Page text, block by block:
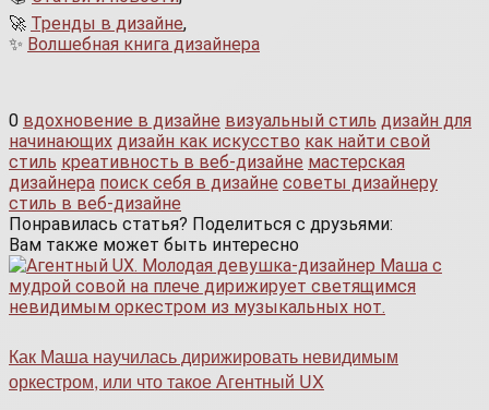
🚀 Тренды в дизайне,
✨ Волшебная книга дизайнера
0 вдохновение в дизайне визуальный стиль дизайн для
начинающих дизайн как искусство как найти свой
стиль креативность в веб-дизайне мастерская
дизайнера поиск себя в дизайне советы дизайнеру
стиль в веб-дизайне
Понравилась статья? Поделиться с друзьями:
Вам также может быть интересно
Как Маша научилась дирижировать невидимым
оркестром, или что такое Агентный UX